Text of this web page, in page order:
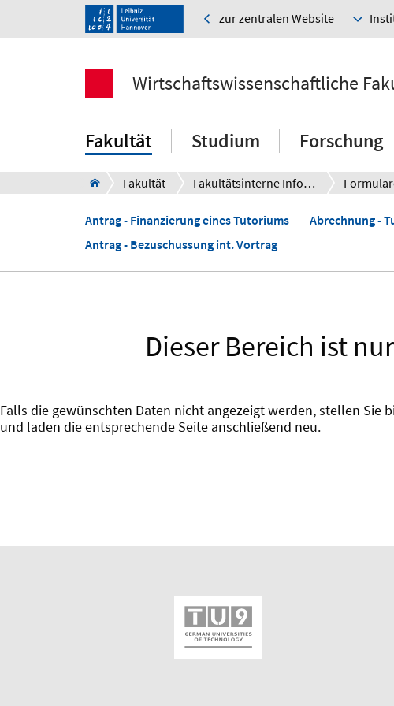
zur zentralen Website
Wirtschaftswissenschaftliche
Fakultät Studium Forschung
Fakultät Fakultätsinterne Informationen für Beschäftigte
Antrag - Finanzierung eines Tutoriums
Antrag - Bezuschussung int. Vortrag
Abrechnung -
Dieser Bereich ist
Falls die gewünschten Daten nicht angezeigt werden, stellen Sie
und laden die entsprechende Seite anschließend neu.